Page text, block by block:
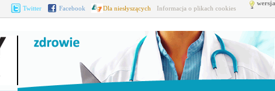
Twitter Facebook Dla niesłyszących Informacja o plikach cookies